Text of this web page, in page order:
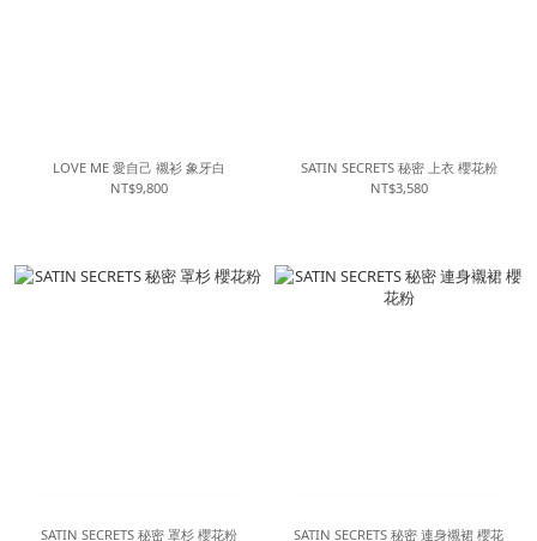
LOVE ME 愛自己 襯衫 象牙白
NT$9,800
SATIN SECRETS 秘密 上衣 櫻花粉
NT$3,580
SATIN SECRETS 秘密 罩杉 櫻花粉 SATIN SECRETS 秘密 連身襯裙 櫻花